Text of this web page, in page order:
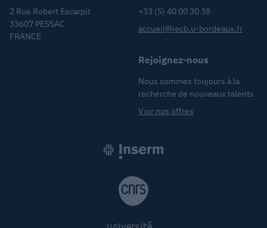
2 Rue Robert Escarpit
33607 PESSAC
FRANCE
+33 (5) 40 00 30 38
accueil@iecb.u-bordeaux.fr
Rejoignez-nous
Nous sommes toujours à la
recherche de nouveaux talents
Voir nos offres